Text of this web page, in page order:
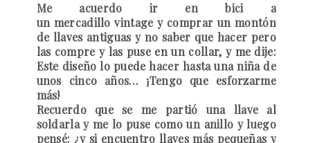
Me acuerdo ir en bici a
un mercadillo vintage y comprar un montón
de llaves antiguas y no saber que hacer pero
las compre y las puse en un collar, y me dije:
Este diseño lo puede hacer hasta una niña de
unos cinco años… ¡Tengo que esforzarme
más!
Recuerdo que se me partió una llave al
soldarla y me lo puse como un anillo y luego
pensé: ¿y si encuentro llaves más pequeñas y